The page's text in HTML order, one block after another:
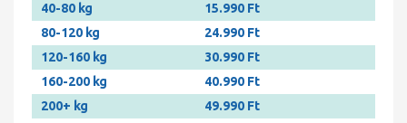
40-80 kg
15.990 Ft
80-120 kg
24.990 Ft
120-160 kg
30.990 Ft
160-200 kg
40.990 Ft
200+ kg
49.990 Ft